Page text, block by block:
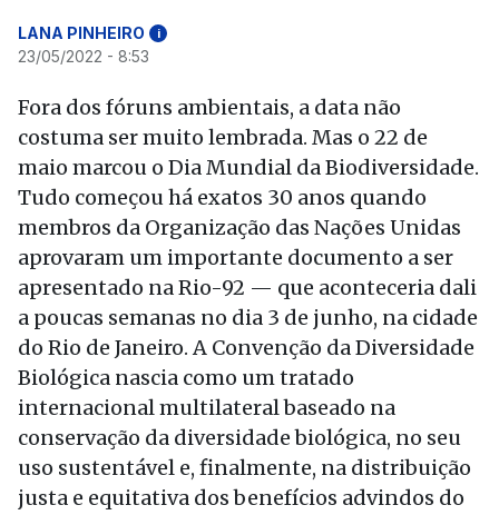
LANA PINHEIRO i
23/05/2022 - 8:53
Fora dos fóruns ambientais, a data não
costuma ser muito lembrada. Mas o 22 de
maio marcou o Dia Mundial da Biodiversidade.
Tudo começou há exatos 30 anos quando
membros da Organização das Nações Unidas
aprovaram um importante documento a ser
apresentado na Rio-92 — que aconteceria dali
a poucas semanas no dia 3 de junho, na cidade
do Rio de Janeiro. A Convenção da Diversidade
Biológica nascia como um tratado
internacional multilateral baseado na
conservação da diversidade biológica, no seu
uso sustentável e, finalmente, na distribuição
justa e equitativa dos benefícios advindos do